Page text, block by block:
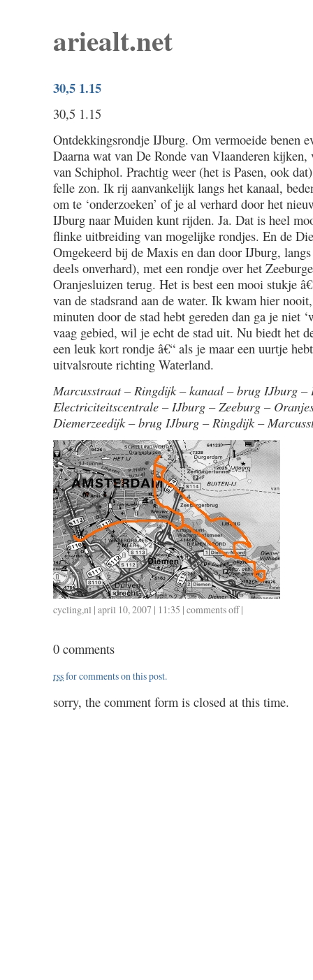
ariealt.net
30,5 1.15
30,5 1.15
Ontdekkingsrondje IJburg. Om vermoeide benen
Daarna wat van De Ronde van Vlaanderen
van Schiphol. Prachtig weer (het is Pasen, ook
felle zon. Ik rij aanvankelijk langs het kanaal,
om te ‘onderzoeken’ of je al verhard door het
IJburg naar Muiden kunt rijden. Ja. Dat is heel
flinke uitbreiding van mogelijke rondjes. En de
Omgekeerd bij de Maxis en dan door IJburg,
deels onverhard), met een rondje over het
Oranjesluizen terug. Het is best een mooi stukje
van de stadsrand aan de water. Ik kwam hier
minuten door de stad hebt gereden dan ga je niet
vaag gebied, wil je echt de stad uit. Nu biedt het
een leuk kort rondje â€“ als je maar een uurtje
uitvalsroute richting Waterland.
Marcusstraat – Ringdijk – kanaal – brug IJburg –
Electriciteitscentrale – IJburg – Zeeburg –
Diemerzeedijk – brug IJburg – Ringdijk –
cycling,nl | april 10, 2007 | 11:35 | comments offon
|
0 comments
rssfor comments on this post.
sorry, the comment form is closed at this time.